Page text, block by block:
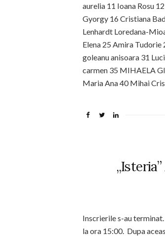
aurelia 11 Ioana Rosu
Gyorgy 16 Cristiana
Lenhardt Loredana-
Elena 25 Amira Tudorie
goleanu anisoara 31
carmen 35 MIHAELA
Maria Ana 40 Mihai
Inscrierile s-au
la ora 15:00. Dupa